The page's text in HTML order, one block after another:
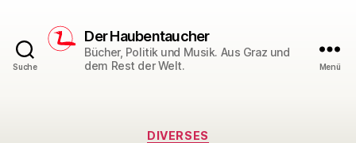
Suche
Der Haubentaucher
Bücher, Politik und Musik. Aus Graz und
dem Rest der Welt.
Menü
Kategorien
DIVERSES